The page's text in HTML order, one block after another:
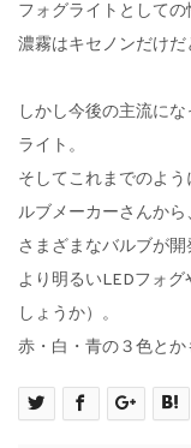
フォグライトとしての
濃霧はキセノンだけだ
しかし今後の主流に
ライト。
そしてこれまでのよ
ルブメーカーさんから
さまざまなバルブが開
より明るいLEDフォ
しょうか）。
赤・白・青の３色とか